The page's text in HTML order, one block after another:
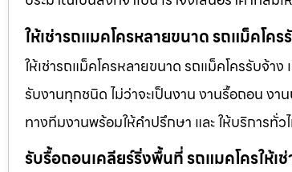
ให้เช่ารถแมคโครหลายขนาด รถแม็คโคร
ให้เช่ารถแม็คโครหลายขนาด รถแม็คโครรับจ้า
รับงานทุกชนิด ไม่ว่าจะเป็นงาน งานรื้อถอน ง
ทางทีมงานพร้อมให้คำปรึกษา และ ให้บริการทั่ว
รับรื้อถอนเคลียร์ริ่งพื้นที่ รถแมคโครให้